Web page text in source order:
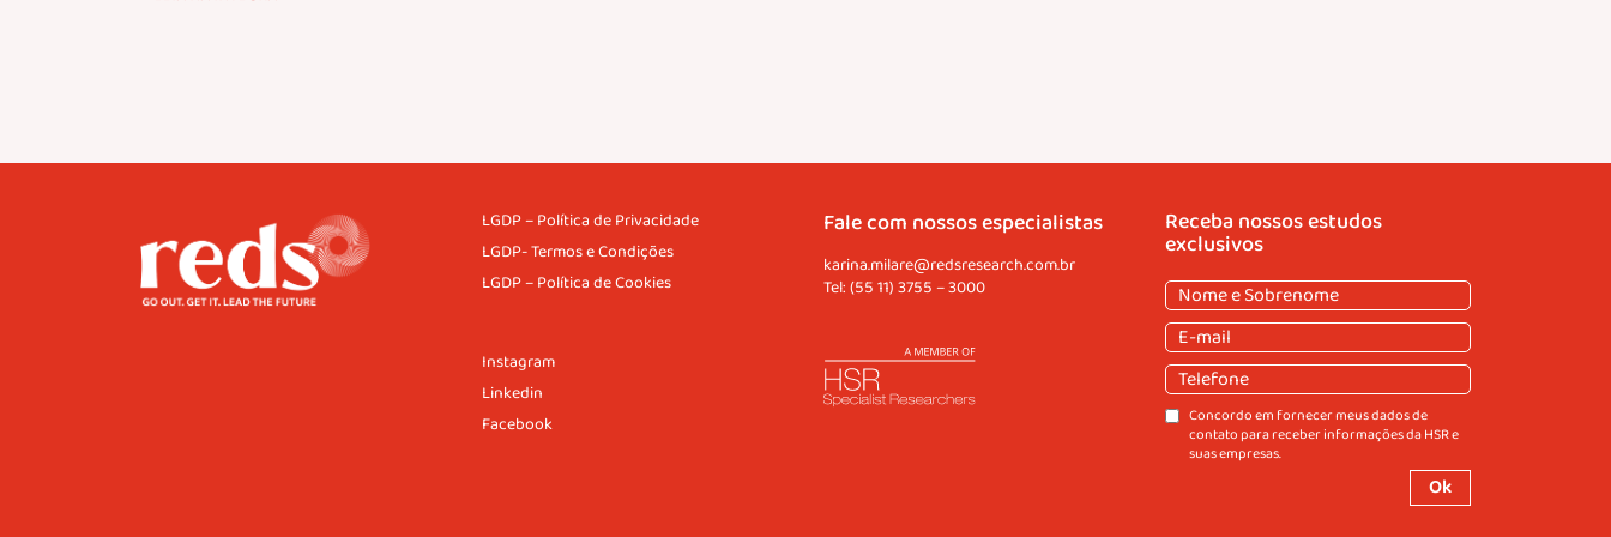
LGDP – Política de Privacidade
LGDP- Termos e Condições
LGDP – Política de Cookies
Instagram
Linkedin
Facebook
Fale com nossos especialistas
karina.milare@redsresearch.com.br
Tel:(55 11) 3755 – 3000
Receba nossos estudos
exclusivos
Nome
e
Sobrenome(obrigatório)
Nome
e
Sobrenome
E-
mail(obrigatório)
Telefone
Consentir
Concordo em fornecer meus dados de
contato para receber informações da HSR e
suas empresas.